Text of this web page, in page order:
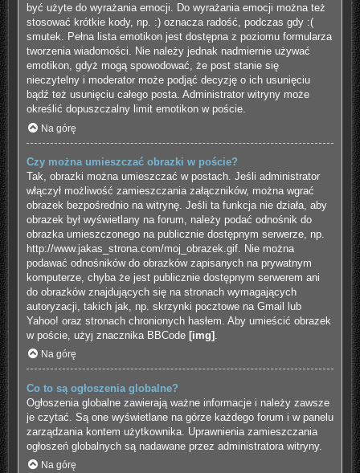
być użyte do wyrażania emocji. Do wyrażania emocji można też
stosować krótkie kody, np. :) oznacza radość, podczas gdy :(
smutek. Pełna lista emotikon jest dostępna z poziomu formularza
tworzenia wiadomości. Nie należy jednak nadmiernie używać
emotikon, gdyż mogą spowodować, że post stanie się
nieczytelny i moderator może podjąć decyzję o ich usunięciu
bądź też usunięciu całego posta. Administrator witryny może
określić dopuszczalny limit emotikon w poście.
Na górę
Czy można umieszczać obrazki w poście?
Tak, obrazki można umieszczać w postach. Jeśli administrator
włączył możliwość zamieszczania załączników, można wgrać
obrazek bezpośrednio na witrynę. Jeśli ta funkcja nie działa, aby
obrazek był wyświetlany na forum, należy podać odnośnik do
obrazka umieszczonego na publicznie dostępnym serwerze, np.
http://www.jakas_strona.com/moj_obrazek.gif. Nie można
podawać odnośników do obrazków zapisanych na prywatnym
komputerze, chyba że jest publicznie dostępnym serwerem ani
do obrazków znajdujących się na stronach wymagających
autoryzacji, takich jak, np. skrzynki pocztowe na Gmail lub
Yahoo! oraz stronach chronionych hasłem. Aby umieścić obrazek
w poście, użyj znacznika BBCode [img]
Na górę
Co to są ogłoszenia globalne?
Ogłoszenia globalne zawierają ważne informacje i należy zawsze
je czytać. Są one wyświetlane na górze każdego forum i w panelu
zarządzania kontem użytkownika. Uprawnienia zamieszczania
ogłoszeń globalnych są nadawane przez administratora witryny.
Na górę